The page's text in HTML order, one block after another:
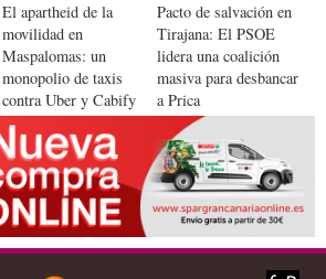
El apartheid de la
movilidad en
Maspalomas: un
monopolio de taxis
contra Uber y Cabify
bajo sospecha
Pacto de salvación en
Tirajana: El PSOE
lidera una coalición
masiva para desbancar
a Prica